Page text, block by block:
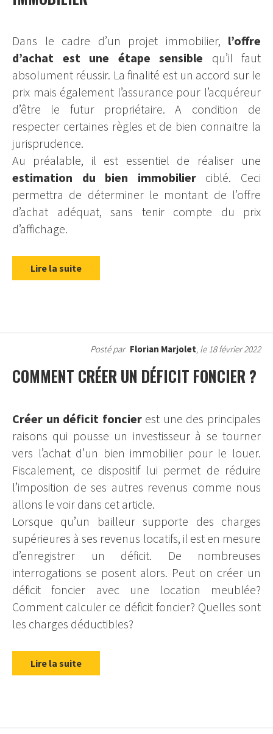
Dans le cadre d’un projet immobilier, l’offre
d’achat est une étape sensible qu’il faut
absolument réussir. La finalité est un accord sur le
prix mais également l’assurance pour l’acquéreur
d’être le futur propriétaire. A condition de
respecter certaines règles et de bien connaitre la
jurisprudence.
Au préalable, il est essentiel de réaliser une
estimation du bien immobilierciblé. Ceci
permettra de déterminer le montant de l’offre
d’achat adéquat, sans tenir compte du prix
d’affichage.
Lire la suite
Posté par Florian Marjolet, le 18 février 2022
COMMENT CRÉER UN DÉFICIT FONCIER ?
Créer un déficit foncierest une des principales
raisons qui pousse un investisseur à se tourner
vers l’achat d’un bien immobilier pour le louer.
Fiscalement, ce dispositif lui permet de réduire
l’imposition de ses autres revenus comme nous
allons le voir dans cet article.
Lorsque qu’un bailleur supporte des charges
supérieures à ses revenus locatifs, il est en mesure
d’enregistrer un déficit. De nombreuses
interrogations se posent alors. Peut on créer un
déficit foncier avec une location meublée?
Comment calculer ce déficit foncier? Quelles sont
les charges déductibles?
Lire la suite